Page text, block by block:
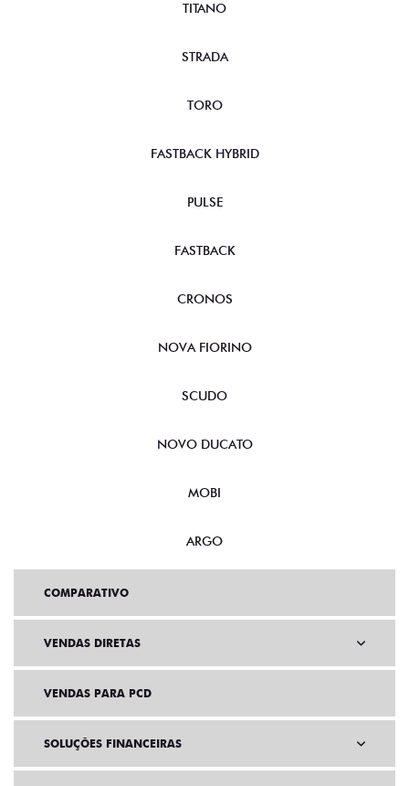
TITANO
STRADA
TORO
FASTBACK HYBRID
PULSE
FASTBACK
CRONOS
NOVA FIORINO
SCUDO
NOVO DUCATO
MOBI
ARGO
COMPARATIVO
VENDAS DIRETAS
VENDAS PARA PCD
SOLUÇÕES FINANCEIRAS